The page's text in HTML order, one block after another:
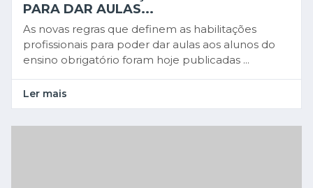
PARA DAR AULAS...
As novas regras que definem as habilitações
profissionais para poder dar aulas aos alunos do
ensino obrigatório foram hoje publicadas ...
Ler mais